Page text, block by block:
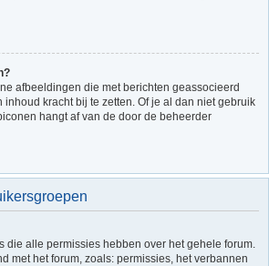
afbeeldingen die met berichten geassocieerd
inhoud kracht bij te zetten. Of je al dan niet gebruik
hangt af van de door de beheerder
die alle permissies hebben over het gehele forum.
met het forum, zoals: permissies, het verbannen